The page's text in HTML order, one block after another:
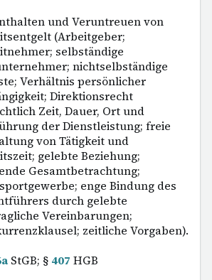
und Veruntreuen von
(Arbeitgeber;
selbständige
nichtselbständige
Verhältnis persönlicher
Direktionsrecht
Zeit, Dauer, Ort und
der Dienstleistung; freie
von Tätigkeit und
gelebte Beziehung;
Gesamtbetrachtung;
enge Bindung des
durch gelebte
Vereinbarungen;
zeitliche Vorgaben).
StGB; § 407 HGB